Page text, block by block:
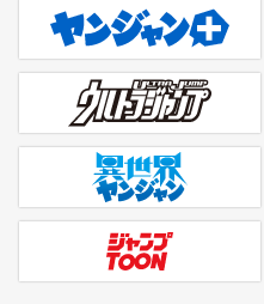
ヤンジャンプラス
ウルトラジャンプ
異世界ヤンジャン
ジャンプTOON